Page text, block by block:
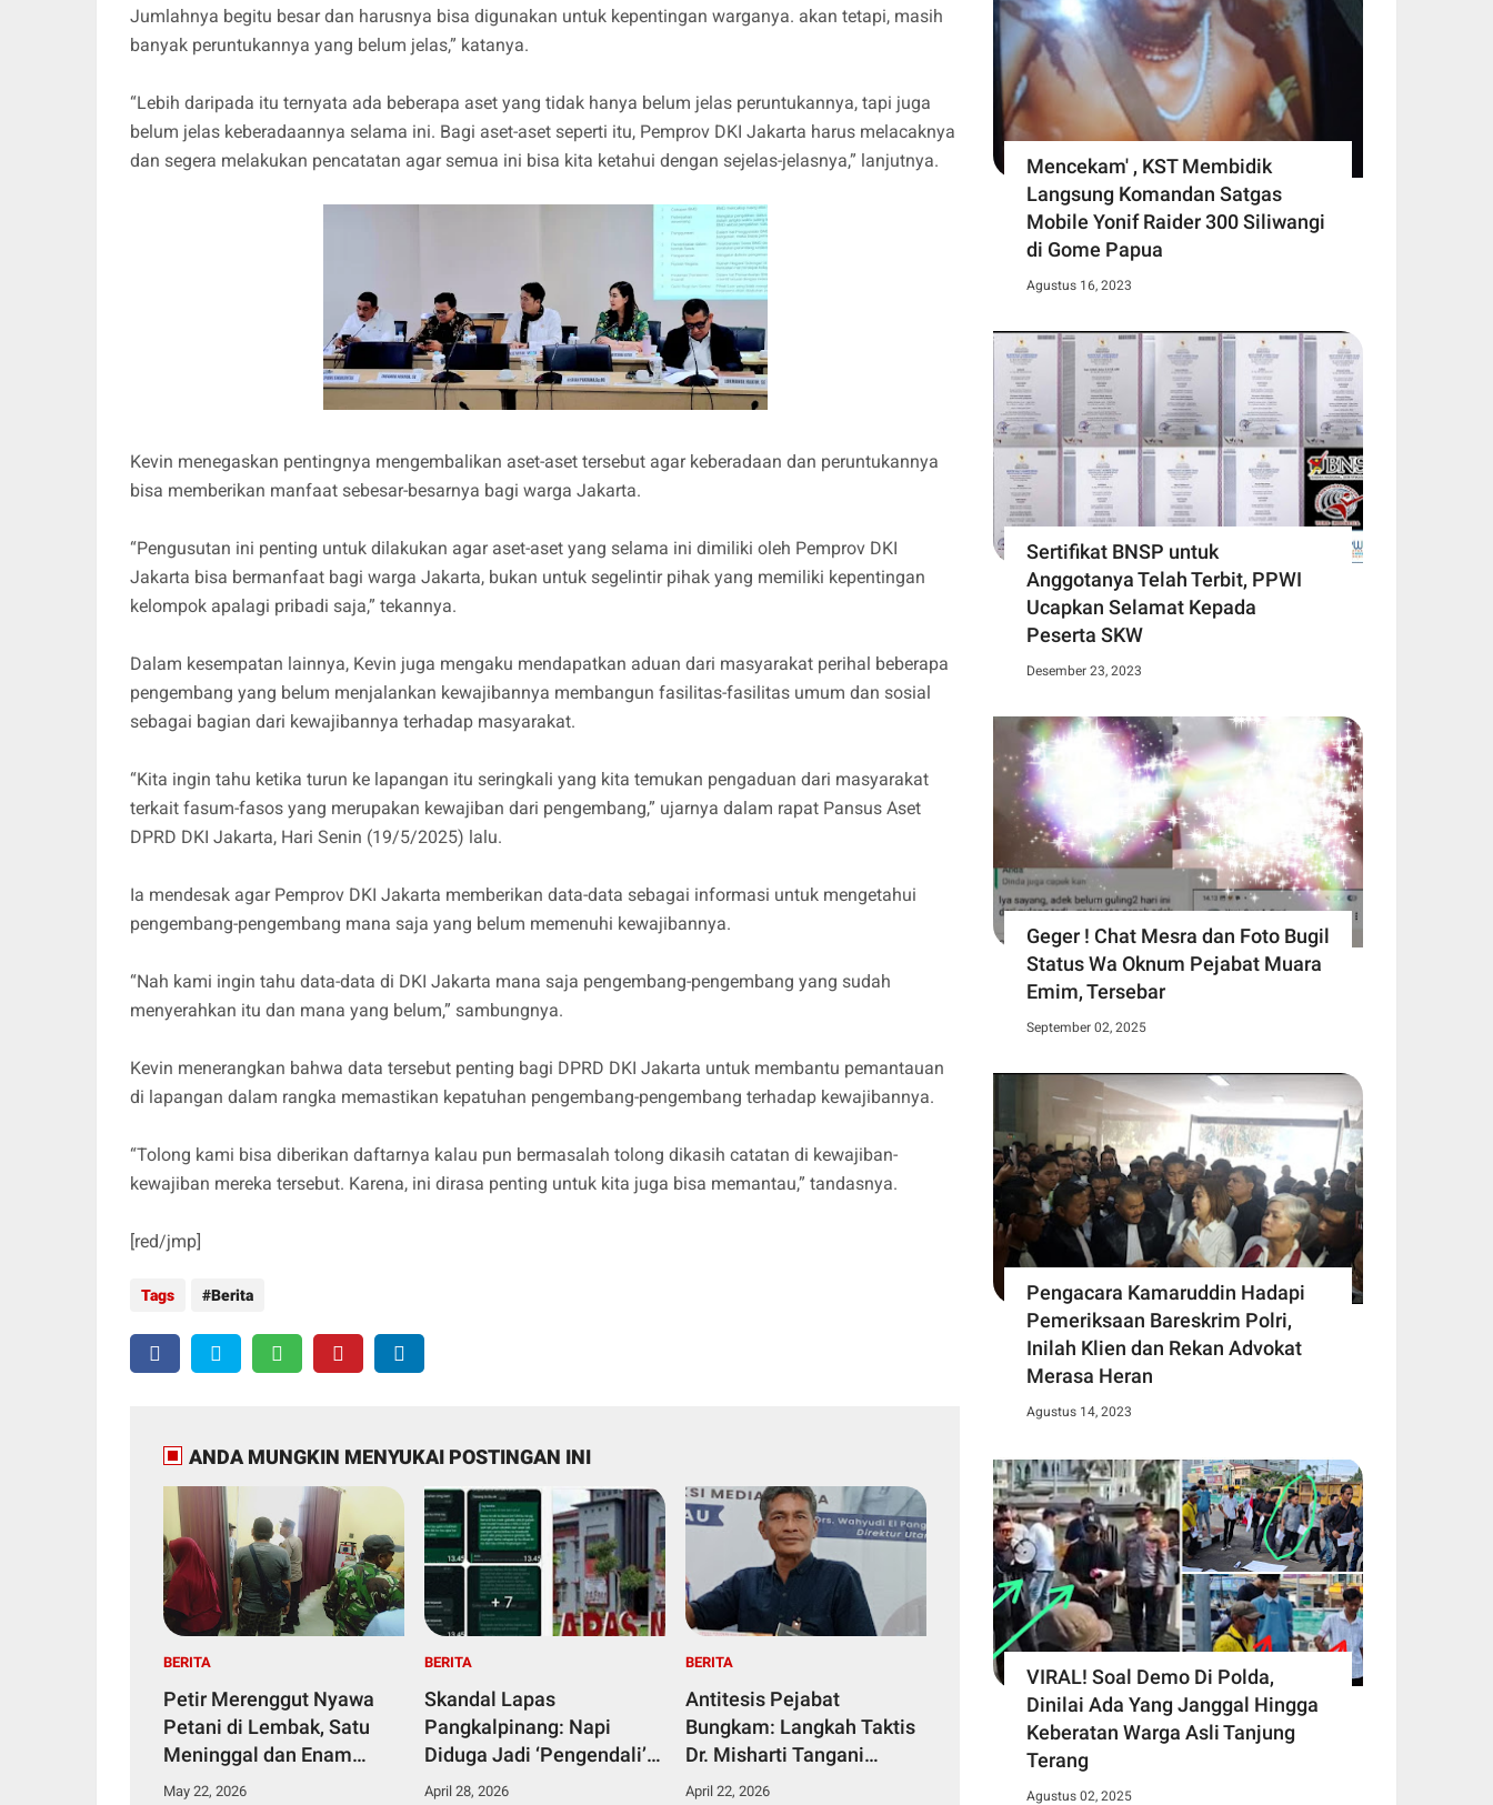
Jumlahnya begitu besar dan harusnya bisa digunakan untuk kepentingan warganya. akan tetapi, masih
banyak peruntukannya yang belum jelas,” katanya.
“Lebih daripada itu ternyata ada beberapa aset yang tidak hanya belum jelas peruntukannya, tapi juga
belum jelas keberadaannya selama ini. Bagi aset-aset seperti itu, Pemprov DKI Jakarta harus melacaknya
dan segera melakukan pencatatan agar semua ini bisa kita ketahui dengan sejelas-jelasnya,” lanjutnya.
Kevin menegaskan pentingnya mengembalikan aset-aset tersebut agar keberadaan dan peruntukannya
bisa memberikan manfaat sebesar-besarnya bagi warga Jakarta.
“Pengusutan ini penting untuk dilakukan agar aset-aset yang selama ini dimiliki oleh Pemprov DKI
Jakarta bisa bermanfaat bagi warga Jakarta, bukan untuk segelintir pihak yang memiliki kepentingan
kelompok apalagi pribadi saja,” tekannya.
Dalam kesempatan lainnya, Kevin juga mengaku mendapatkan aduan dari masyarakat perihal beberapa
pengembang yang belum menjalankan kewajibannya membangun fasilitas-fasilitas umum dan sosial
sebagai bagian dari kewajibannya terhadap masyarakat.
“Kita ingin tahu ketika turun ke lapangan itu seringkali yang kita temukan pengaduan dari masyarakat
terkait fasum-fasos yang merupakan kewajiban dari pengembang,” ujarnya dalam rapat Pansus Aset
DPRD DKI Jakarta, Hari Senin (19/5/2025) lalu.
Ia mendesak agar Pemprov DKI Jakarta memberikan data-data sebagai informasi untuk mengetahui
pengembang-pengembang mana saja yang belum memenuhi kewajibannya.
“Nah kami ingin tahu data-data di DKI Jakarta mana saja pengembang-pengembang yang sudah
menyerahkan itu dan mana yang belum,” sambungnya.
Kevin menerangkan bahwa data tersebut penting bagi DPRD DKI Jakarta untuk membantu pemantauan
di lapangan dalam rangka memastikan kepatuhan pengembang-pengembang terhadap kewajibannya.
“Tolong kami bisa diberikan daftarnya kalau pun bermasalah tolong dikasih catatan di kewajiban-
kewajiban mereka tersebut. Karena, ini dirasa penting untuk kita juga bisa memantau,” tandasnya.
[red/jmp]
Tags Berita
ANDA MUNGKIN MENYUKAI POSTINGAN INI
BERITA
Petir Merenggut Nyawa
Petani di Lembak, Satu
Meninggal dan Enam
Dirawat Intensif
May 22, 2026
BERITA
Skandal Lapas
Pangkalpinang: Napi
Diduga Jadi ‘Pengendali’
Narkotika dari Kamar
April 28, 2026
BERITA
Antitesis Pejabat
Bungkam: Langkah Taktis
Dr. Misharti Tangani
Skandal Belatung Tuai
April 22, 2026
Mencekam' , KST Membidik
Langsung Komandan Satgas
Mobile Yonif Raider 300 Siliwangi
di Gome Papua
Agustus 16, 2023
Sertifikat BNSP untuk
Anggotanya Telah Terbit, PPWI
Ucapkan Selamat Kepada
Peserta SKW
Desember 23, 2023
Geger ! Chat Mesra dan Foto Bugil
Status Wa Oknum Pejabat Muara
Emim, Tersebar
September 02, 2025
Pengacara Kamaruddin Hadapi
Pemeriksaan Bareskrim Polri,
Inilah Klien dan Rekan Advokat
Merasa Heran
Agustus 14, 2023
VIRAL! Soal Demo Di Polda,
Dinilai Ada Yang Janggal Hingga
Keberatan Warga Asli Tanjung
Terang
Agustus 02, 2025